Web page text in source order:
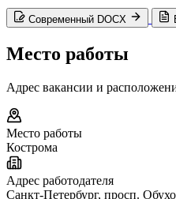
Современный DOCX
Место работы
Адрес вакансии и
Место работы
Кострома
Адрес работодателя
Санкт-Петербург, просп.